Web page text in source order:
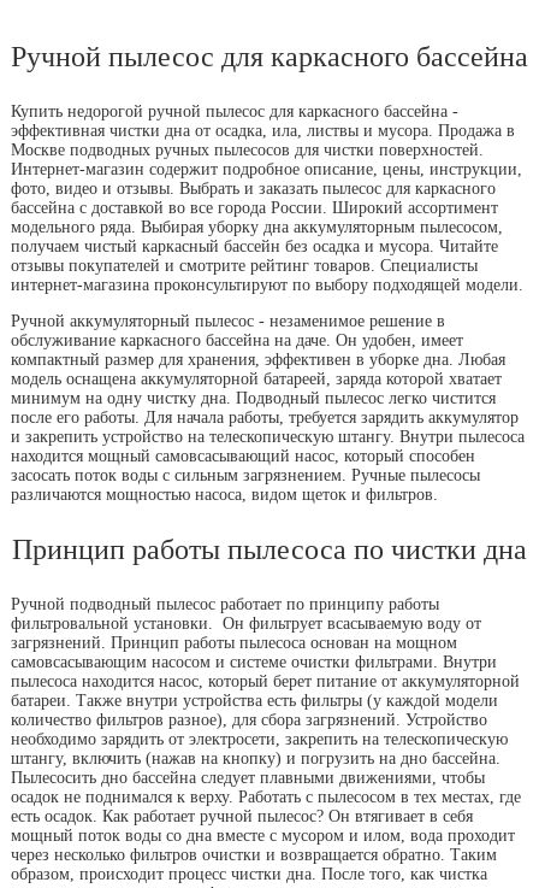
Ручной пылесос для каркасного бассейна
Купить недорогой ручной пылесос для каркасного бассейна -
эффективная чистки дна от осадка, ила, листвы и мусора. Продажа в
Москве подводных ручных пылесосов для чистки поверхностей.
Интернет-магазин содержит подробное описание, цены, инструкции,
фото, видео и отзывы. Выбрать и заказать пылесос для каркасного
бассейна с доставкой во все города России. Широкий ассортимент
модельного ряда. Выбирая уборку дна аккумуляторным пылесосом,
получаем чистый каркасный бассейн без осадка и мусора. Читайте
отзывы покупателей и смотрите рейтинг товаров. Специалисты
интернет-магазина проконсультируют по выбору подходящей модели.
Ручной аккумуляторный пылесос - незаменимое решение в
обслуживание каркасного бассейна на даче. Он удобен, имеет
компактный размер для хранения, эффективен в уборке дна. Любая
модель оснащена аккумуляторной батареей, заряда которой хватает
минимум на одну чистку дна. Подводный пылесос легко чистится
после его работы. Для начала работы, требуется зарядить аккумулятор
и закрепить устройство на телескопическую штангу. Внутри пылесоса
находится мощный самовсасывающий насос, который способен
засосать поток воды с сильным загрязнением. Ручные пылесосы
различаются мощностью насоса, видом щеток и фильтров.
Принцип работы пылесоса по чистки дна
Ручной подводный пылесос работает по принципу работы
фильтровальной установки. Он фильтрует всасываемую воду от
загрязнений. Принцип работы пылесоса основан на мощном
самовсасывающим насосом и системе очистки фильтрами. Внутри
пылесоса находится насос, который берет питание от аккумуляторной
батареи. Также внутри устройства есть фильтры (у каждой модели
количество фильтров разное), для сбора загрязнений. Устройство
необходимо зарядить от электросети, закрепить на телескопическую
штангу, включить (нажав на кнопку) и погрузить на дно бассейна.
Пылесосить дно бассейна следует плавными движениями, чтобы
осадок не поднимался к верху. Работать с пылесосом в тех местах, где
есть осадок. Как работает ручной пылесос? Он втягивает в себя
мощный поток воды со дна вместе с мусором и илом, вода проходит
через несколько фильтров очистки и возвращается обратно. Таким
образом, происходит процесс чистки дна. После того, как чистка